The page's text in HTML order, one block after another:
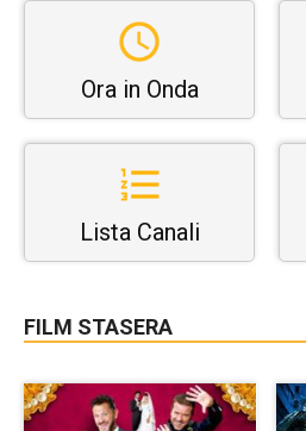
Ora in Onda
Lista Canali
FILM STASERA